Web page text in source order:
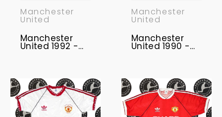
Manchester
United
Manchester
United 1992 -
Manchester
United
Manchester
United 1990 -